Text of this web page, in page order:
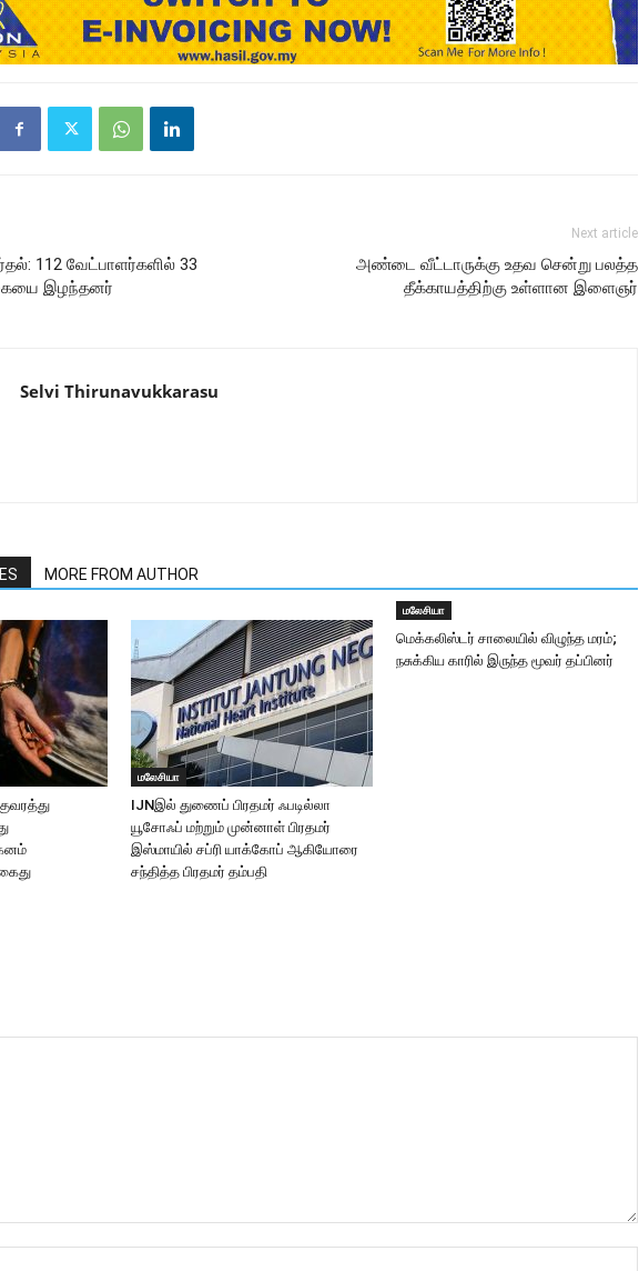
112 வேட்பாளர்களில் 33
இழந்தனர்
Next article
அண்டை வீட்டாருக்கு உதவ சென்று பலத்த
தீக்காயத்திற்கு உள்ளான இளைஞர்
Selvi Thirunavukkarasu
MORE FROM AUTHOR
மலேசியா
IJNஇல் துணைப் பிரதமர் ஃபடில்லா
யூசோஃப் மற்றும் முன்னாள் பிரதமர்
இஸ்மாயில் சப்ரி யாக்கோப் ஆகியோரை
சந்தித்த பிரதமர் தம்பதி
மலேசியா
மெக்கலிஸ்டர் சாலையில் விழுந்த மரம்;
நசுக்கிய காரில் இருந்த மூவர் தப்பினர்